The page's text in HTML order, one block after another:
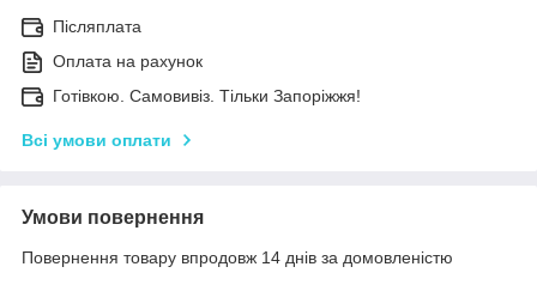
Післяплата
Оплата на рахунок
Готівкою. Самовивіз. Тільки Запоріжжя!
Всі умови оплати
Умови повернення
Повернення товару впродовж 14 днів за домовленістю